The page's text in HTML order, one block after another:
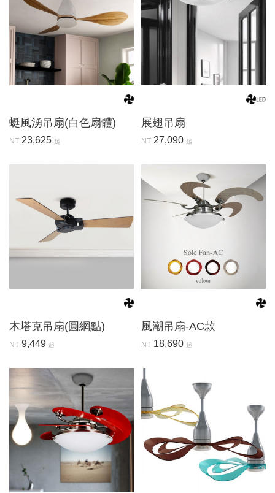
蜓風湧吊扇(白色扇體)
NT 23,625 起
展翅吊扇
NT 27,090 起
木塔克吊扇(圓網點)
NT 9,449 起
風潮吊扇-AC款
NT 18,690 起